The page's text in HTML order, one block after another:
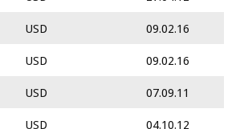
USD
09.02.16
USD
09.02.16
USD
07.09.11
USD
04.10.12